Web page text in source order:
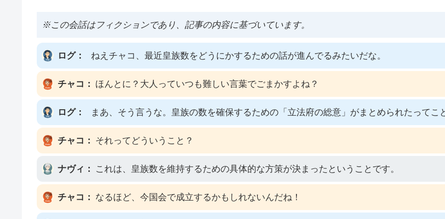
※この会話はフィクションであり、記事の内容に基づいています。
ログ： ねえチャコ、最近皇族数をどうにかするための話が進んでるみたいだな。
チャコ： ほんとに？大人っていつも難しい言葉でごまかすよね？
ログ： まあ、そう言うな。皇族の数を確保するための「立法府の総意」がまとめられたってこ
チャコ： それってどういうこと？
ナヴィ： これは、皇族数を維持するための具体的な方策が決まったということです。
チャコ： なるほど、今国会で成立するかもしれないんだね！